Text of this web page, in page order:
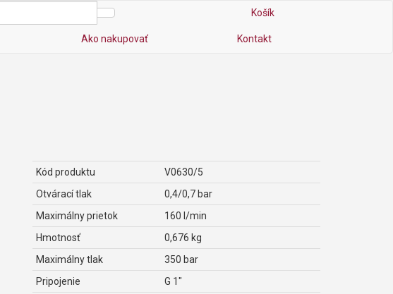
Košík
Ako nakupovať Kontakt
Kód produktu
V0630/5
Otvárací tlak
0,4/0,7 bar
Maximálny prietok
160 l/min
Hmotnosť
0,676 kg
Maximálny tlak
350 bar
Pripojenie
G 1"